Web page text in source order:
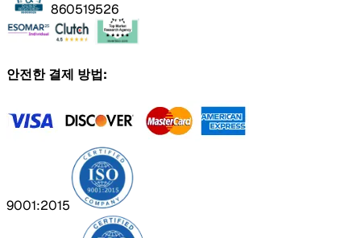
860519526
안전한 결제 방법:
9001:2015